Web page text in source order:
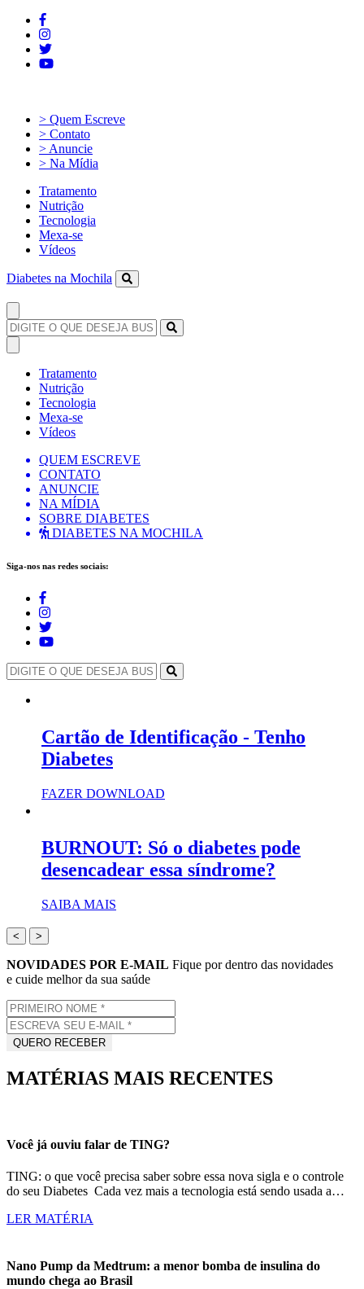
> Quem Escreve
> Contato
> Anuncie
> Na Mídia
Tratamento
Nutrição
Tecnologia
Mexa-se
Vídeos
Diabetes na Mochila
Tratamento
Nutrição
Tecnologia
Mexa-se
Vídeos
QUEM ESCREVE
CONTATO
ANUNCIE
NA MÍDIA
SOBRE DIABETES
DIABETES NA MOCHILA
Siga-nos nas redes sociais:
Cartão de Identificação - Tenho
Diabetes
FAZER DOWNLOAD
BURNOUT: Só o diabetes pode
desencadear essa síndrome?
SAIBA MAIS
< >
NOVIDADES POR E-MAIL Fique por dentro das novidades
e cuide melhor da sua saúde
MATÉRIAS MAIS RECENTES
Você já ouviu falar de TING?
TING: o que você precisa saber sobre essa nova sigla e o controle
do seu Diabetes Cada vez mais a tecnologia está sendo usada a…
LER MATÉRIA
Nano Pump da Medtrum: a menor bomba de insulina do
mundo chega ao Brasil